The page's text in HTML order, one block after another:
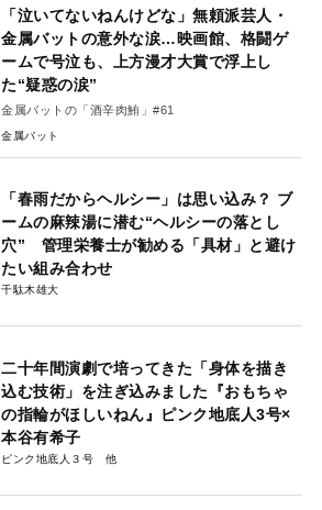
「泣いてないねんけどな」無頼派芸人・
金属バットの意外な涙…映画館、格闘ゲ
ームで号泣も、上方漫才大賞で浮上し
た“疑惑の涙”
金属バットの「酒辛肉鮪」#61
金属バット
「春雨だからヘルシー」は思い込み？ ブ
ームの麻辣湯に潜む“ヘルシーの落とし
穴” 管理栄養士が勧める「具材」と避け
たい組み合わせ
千駄木雄大
二十年間演劇で培ってきた「身体を描き
込む技術」を注ぎ込みました『おもちゃ
の指輪がほしいねん』ピンク地底人3号×
本谷有希子
ピンク地底人３号